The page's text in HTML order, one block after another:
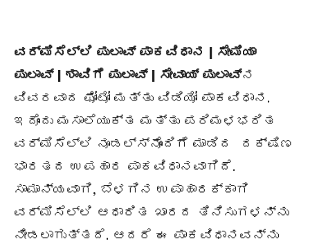
ವರ್ಮಿಸೆಲ್ಲಿ ಪುಲಾವ್ ಪಾಕವಿಧಾನ | ಸೇಮಿಯಾ
ಪುಲಾವ್ | ಶಾವಿಗೆ ಪುಲಾವ್ | ಸೇವಾಯ್ ಪುಲಾವ್ನ
ವಿವರವಾದ ಫೋಟೋ ಮತ್ತು ವಿಡಿಯೋ ಪಾಕವಿಧಾನ.
ಇದೊಂದು ಮಸಾಲೆಯುಕ್ತ ಮತ್ತು ಪರಿಮಳಭರಿತ
ವರ್ಮಿಸೆಲ್ಲಿ ನೂಡಲ್ಸ್‌ನೊಂದಿಗೆ ಮಾಡಿದ ದಕ್ಷಿಣ
ಭಾರತದ ಉಪಹಾರ ಪಾಕವಿಧಾನವಾಗಿದೆ.
ಸಾಮಾನ್ಯವಾಗಿ, ಬೆಳಗಿನ ಉಪಾಹಾರಕ್ಕಾಗಿ
ವರ್ಮಿಸೆಲ್ಲಿ ಆಧಾರಿತ ಖಾರದ ತಿನಿಸುಗಳನ್ನು
ನೀಡಲಾಗುತ್ತದೆ. ಆದರೆ ಈ ಪಾಕವಿಧಾನವನ್ನು